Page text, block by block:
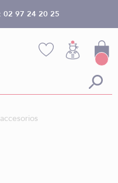
02 97 24 20 25